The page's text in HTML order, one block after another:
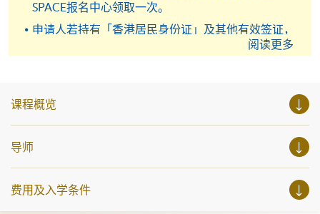
SPACE报名中心领取一次。
申请人若持有「香港居民身份证」及其他有效签证，
请先自行查明是否能於本地学府修读短期课程，方可
览http://hkuspace.hku.hk/cht/study/admission/how-
阅读更多
课程概览
导师
费用及入学条件